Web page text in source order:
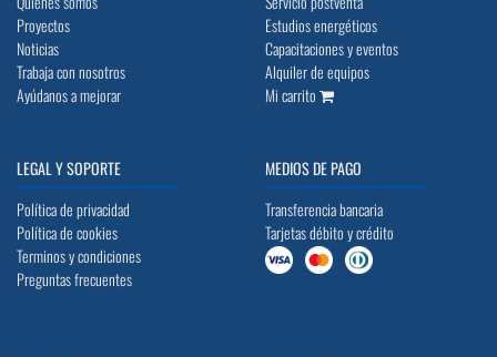
Proyectos
Noticias
Trabaja con nosotros
Ayúdanos a mejorar
Estudios energéticos
Capacitaciones y eventos
Alquiler de equipos
Mi carrito
LEGAL Y SOPORTE
Política de privacidad
Política de cookies
Terminos y condiciones
Preguntas frecuentes
MEDIOS DE PAGO
Transferencia bancaria
Tarjetas débito y crédito